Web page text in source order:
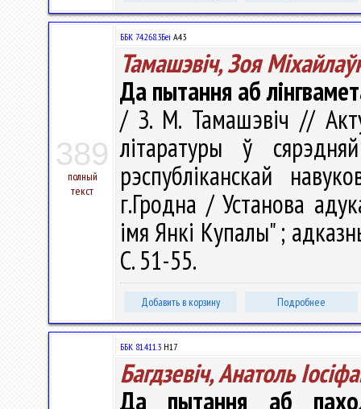
389
полный
текст
ББК 74.268.3Беі А43
Тамашэвіч, Зоя
Да пытання аб
/ З. М. Тамашэвіч //
літаратуры ў
рэспубліканскай
г.Гродна / Установа
імя Янкі Купалы" ;
С. 51-55.
Добавить в корзину Подробнее
ББК 81.411.3 Н17
Багдзевіч, Анатоль
Да пытання аб